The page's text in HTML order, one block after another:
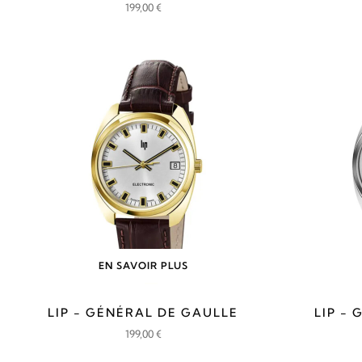
199,00€
EN SAVOIR PLUS
LIP - GÉNÉRAL DE GAULLE
199,00€
LIP -